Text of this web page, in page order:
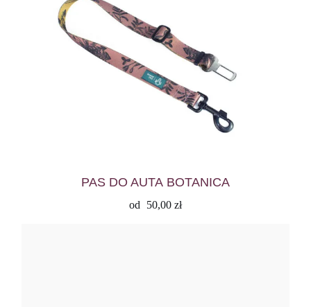
PAS DO AUTA BOTANICA
od 50,00 zł